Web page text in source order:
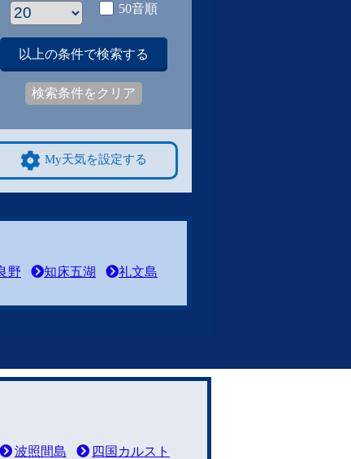
50音順
以上の条件で検索する
検索条件をクリア
My天気を設定する
野 知床五湖 礼文島
波照間島 四国カルスト